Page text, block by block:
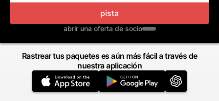
pista
abrir una oferta de socio
Rastrear tus paquetes es aún más fácil a través de
nuestra aplicación